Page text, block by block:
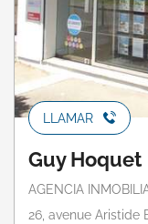
LLAMAR
Guy Hoquet
AGENCIA
26, avenue Aristide